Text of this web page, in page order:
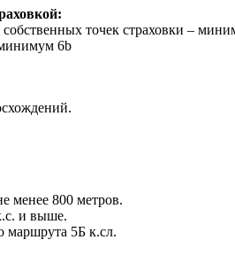
точек страховки –
6b
менее 800 метров.
и выше.
маршрута 5Б к.сл.